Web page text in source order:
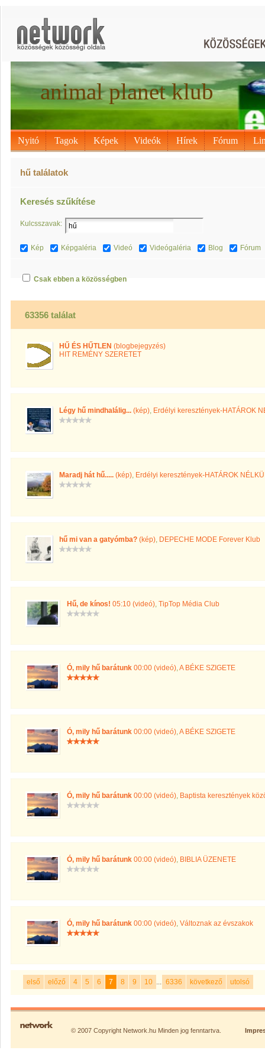
animal planet klub
Nyitó Tagok Képek Videók Hírek Fórum
hű találatok
Keresés szűkítése
Kulcsszavak:
Kép Képgaléria Videó Videógaléria Blog Fórum
Csak ebben a közösségben
63356 találat
HŰ ÉS HŰTLEN (blogbejegyzés)
HIT REMÉNY SZERETET
Légy hű mindhalálig... (kép), Erdélyi keresztények-HATÁROK
Maradj hát hű..... (kép), Erdélyi keresztények-HATÁROK
hű mi van a gatyómba? (kép), DEPECHE MODE Forever Klub
Hű, de kínos! 05:10 (videó), TipTop Média Club
Ó, mily hű barátunk 00:00 (videó),A BÉKE SZIGETE
Ó, mily hű barátunk 00:00 (videó),A BÉKE SZIGETE
Ó, mily hű barátunk 00:00 (videó), Baptista keresztények
Ó, mily hű barátunk 00:00 (videó), BIBLIA ÜZENETE
Ó, mily hű barátunk 00:00 (videó), Változnak az évszakok
első előző 4 5 6 7 8 9 10 ... 6336 következő utolsó
© 2007 Copyright Network.hu Minden jog fenntartva.